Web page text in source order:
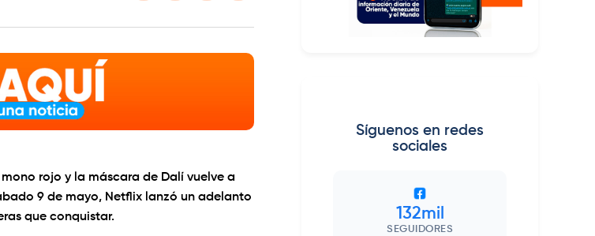
rojo y la máscara de Dalí vuelve a
9 de mayo, Netflix lanzó un adelanto
que conquistar.
Síguenos en redes
sociales
132mil
SEGUIDORES